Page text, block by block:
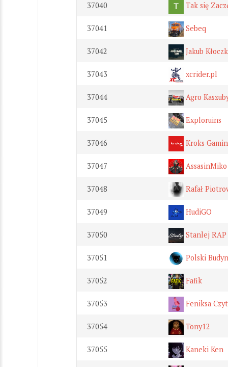
37040 Tak się
37041 Sebeq
37042 Jakub
37043 xcrider.pl
37044 Agro
37045 Exploruins
37046 Kroks
37047
37048 Rafał
37049 HudiGO
37050 Stanlej RAP
37051 Polski Budyn
37052 Fafik
37053 Feniksa
37054 Tony12
37055 Kaneki Ken